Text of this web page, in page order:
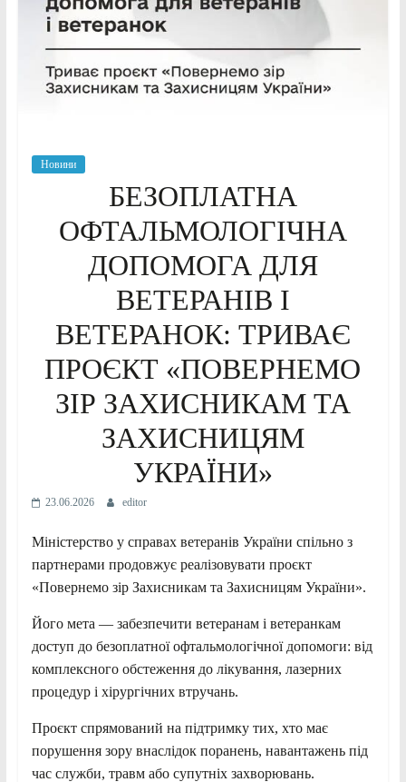
Новини
БЕЗОПЛАТНА
ОФТАЛЬМОЛОГІЧНА
ДОПОМОГА ДЛЯ
ВЕТЕРАНІВ І
ВЕТЕРАНОК: ТРИВАЄ
ПРОЄКТ «ПОВЕРНЕМО
ЗІР ЗАХИСНИКАМ ТА
ЗАХИСНИЦЯМ
УКРАЇНИ»
23.06.2026 editor
Міністерство у справах ветеранів України спільно з
партнерами продовжує реалізовувати проєкт
«Повернемо зір Захисникам та Захисницям України».
Його мета — забезпечити ветеранам і ветеранкам
доступ до безоплатної офтальмологічної допомоги: від
комплексного обстеження до лікування, лазерних
процедур і хірургічних втручань.
Проєкт спрямований на підтримку тих, хто має
порушення зору внаслідок поранень, навантажень під
час служби, травм або супутніх захворювань.